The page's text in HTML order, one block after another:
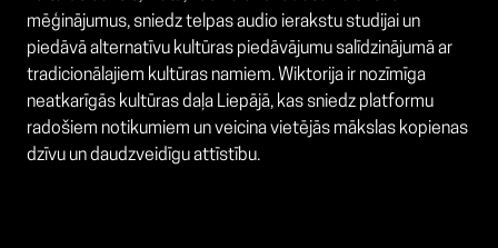
mēģinājumus, sniedz telpas audio ierakstu studijai un
piedāvā alternatīvu kultūras piedāvājumu salīdzinājumā ar
tradicionālajiem kultūras namiem. Wiktorija ir nozīmīga
neatkarīgās kultūras daļa Liepājā, kas sniedz platformu
radošiem notikumiem un veicina vietējās mākslas kopienas
dzīvu un daudzveidīgu attīstību.